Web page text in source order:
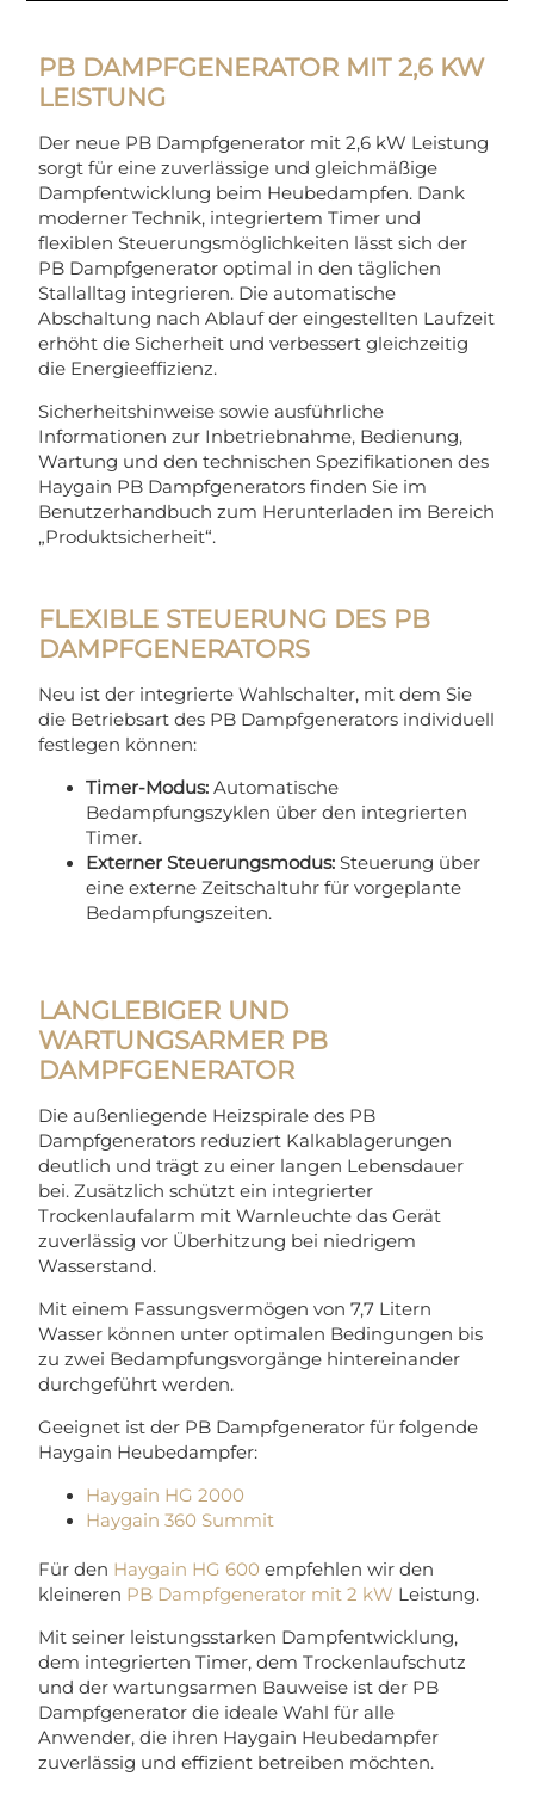
PB DAMPFGENERATOR MIT 2,6 KW
LEISTUNG
Der neue PB Dampfgenerator mit 2,6 kW Leistung
sorgt für eine zuverlässige und gleichmäßige
Dampfentwicklung beim Heubedampfen. Dank
moderner Technik, integriertem Timer und
flexiblen Steuerungsmöglichkeiten lässt sich der
PB Dampfgenerator optimal in den täglichen
Stallalltag integrieren. Die automatische
Abschaltung nach Ablauf der eingestellten Laufzeit
erhöht die Sicherheit und verbessert gleichzeitig
die Energieeffizienz.
Sicherheitshinweise sowie ausführliche
Informationen zur Inbetriebnahme, Bedienung,
Wartung und den technischen Spezifikationen des
Haygain PB Dampfgenerators finden Sie im
Benutzerhandbuch zum Herunterladen im Bereich
„Produktsicherheit“.
FLEXIBLE STEUERUNG DES PB
DAMPFGENERATORS
Neu ist der integrierte Wahlschalter, mit dem Sie
die Betriebsart des PB Dampfgenerators individuell
festlegen können:
Timer-Modus: Automatische
Bedampfungszyklen über den integrierten
Timer.
Externer Steuerungsmodus: Steuerung über
eine externe Zeitschaltuhr für vorgeplante
Bedampfungszeiten.
LANGLEBIGER UND
WARTUNGSARMER PB
DAMPFGENERATOR
Die außenliegende Heizspirale des PB
Dampfgenerators reduziert Kalkablagerungen
deutlich und trägt zu einer langen Lebensdauer
bei. Zusätzlich schützt ein integrierter
Trockenlaufalarm mit Warnleuchte das Gerät
zuverlässig vor Überhitzung bei niedrigem
Wasserstand.
Mit einem Fassungsvermögen von 7,7 Litern
Wasser können unter optimalen Bedingungen bis
zu zwei Bedampfungsvorgänge hintereinander
durchgeführt werden.
Geeignet ist der PB Dampfgenerator für folgende
Haygain Heubedampfer:
Haygain HG 2000
Haygain 360 Summit
Für den Haygain HG 600 empfehlen wir den
kleineren PB Dampfgenerator mit 2 kW Leistung.
Mit seiner leistungsstarken Dampfentwicklung,
dem integrierten Timer, dem Trockenlaufschutz
und der wartungsarmen Bauweise ist der PB
Dampfgenerator die ideale Wahl für alle
Anwender, die ihren Haygain Heubedampfer
zuverlässig und effizient betreiben möchten.